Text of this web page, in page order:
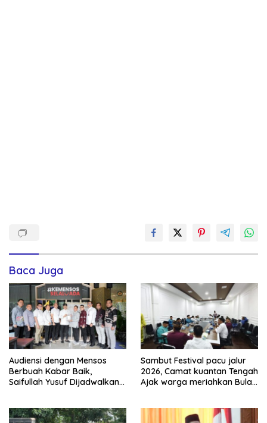
Baca Juga
Audiensi dengan Mensos
Berbuah Kabar Baik,
Saifullah Yusuf Dijadwalkan
Kuansing
Sambut Festival pacu jalur
2026, Camat kuantan Tengah
Ajak warga meriahkan Bulan